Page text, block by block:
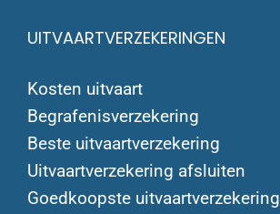
UITVAARTVERZEKERINGEN
Kosten uitvaart
Begrafenisverzekering
Beste uitvaartverzekering
Uitvaartverzekering afsluiten
Goedkoopste uitvaartverzekering